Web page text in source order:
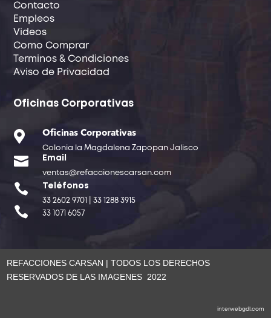
Contacto
Empleos
Videos
Como Comprar
Terminos & Condiciones
Aviso de Privacidad
Oficinas Corporativas
 Oficinas Corporativas
Colonia la Magdalena Zapopan Jalisco
 Email
ventas@refaccionescarsan.com
 Teléfonos
33 2602 9701 | 33 1288 3915
 33 1071 6057
REFACCIONES CARSAN | TODOS LOS DERECHOS
RESERVADOS DE LAS IMAGENES 2022
interwebgdl.com